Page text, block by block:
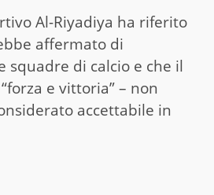
Al-Riyadiya ha riferito
affermato di
di calcio e che il
e vittoria” – non
accettabile in